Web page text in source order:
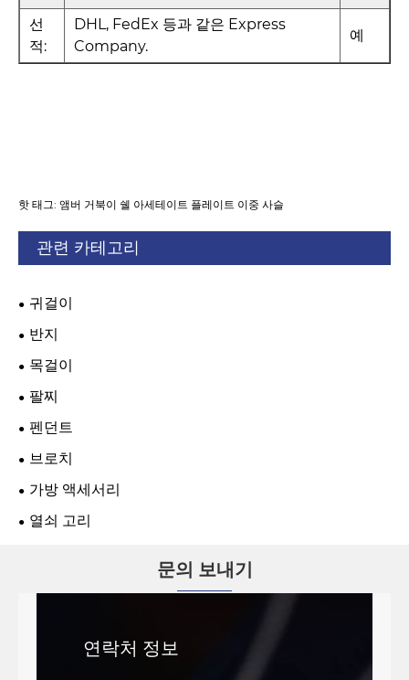
선
적:
DHL, FedEx 등과 같은 Express
Company.
예
핫 태그: 앰버 거북이 쉘 아세테이트 플레이트 이중 사슬
관련 카테고리
귀걸이
반지
목걸이
팔찌
펜던트
브로치
가방 액세서리
열쇠 고리
문의 보내기
연락처 정보